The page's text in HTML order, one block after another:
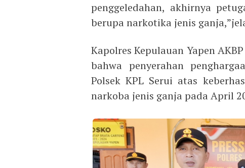
penggeledahan, akhirnya
berupa narkotika jenis
Kapolres Kepulauan Yapen
bahwa penyerahan
Polsek KPL Serui atas
narkoba jenis ganja pada April